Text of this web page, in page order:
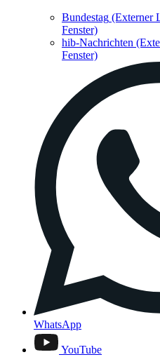
Bundestag (Externer
Fenster)
hib-Nachrichten
Fenster)
WhatsApp
YouTube